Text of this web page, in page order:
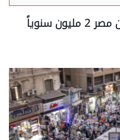
"تراجع مستمر".. هل يزيد سكان مصر 2 مليون سنوياً